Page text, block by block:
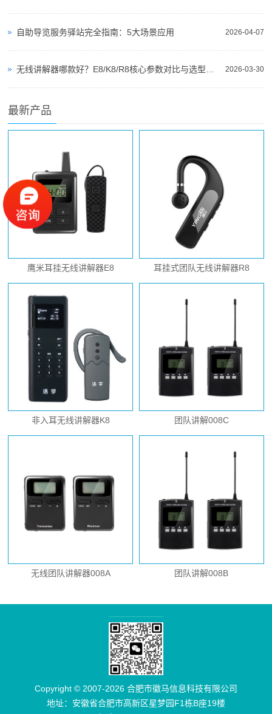
2026-04-07
自助导览服务驿站完全指南：5大场景应用
2026-03-30
最新产品
鹰米耳挂无线讲解器E8 耳挂式团队无线讲解器R8
非入耳无线讲解器K8 团队讲解008C
无线团队讲解器008A 团队讲解008B
Copyright © 2007-2026 合肥市徽马信息科技有限公司
地址：安徽省合肥市高新区星梦园F1栋B座19楼